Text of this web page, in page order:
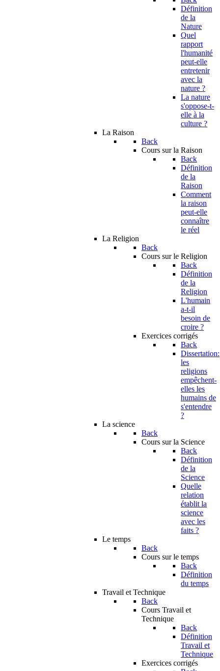
Définition
de la
Nature
Quel
rapport
l'humanité
peut-elle
entretenir
avec la
nature ?
La nature
s'oppose-t-
elle à la
culture ?
La Raison
Back
Cours sur la Raison
Back
Définition
de la
Raison
Comment
la raison
peut-elle
connaître
le réel
La Religion
Back
Cours sur le Religion
Back
Définition
de la
Religion
L'humain
a-t-il
besoin de
croire ?
Exercices corrigés
Back
Dissertation:
les
religions
empêchent-
elles les
humains de
s'entendre
?
La science
Back
Cours sur la Science
Back
Définition
de la
Science
Quelle
relation
établit la
science
avec les
faits ?
Le temps
Back
Cours sur le temps
Back
Définition
du temps
Travail et Technique
Back
Cours Travail et
Technique
Back
Définition
Travail et
Technique
Exercices corrigés